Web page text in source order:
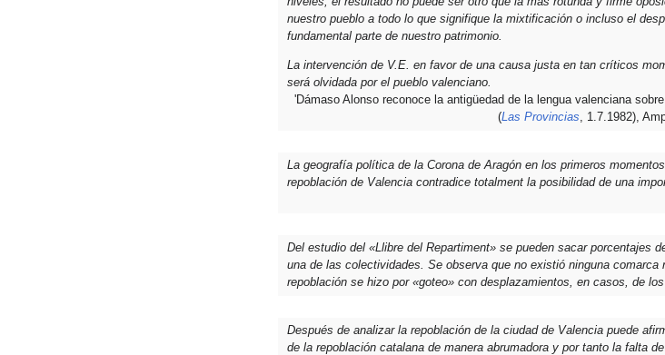
nuestro pueblo a todo lo que signifique la mixtificación o incluso el
fundamental parte de nuestro patrimonio.
La intervención de V.E. en favor de una causa justa en tan críticos
será olvidada por el pueblo valenciano.
'Dámaso Alonso reconoce la antigüedad de la lengua valenciana
(Las Provincias, 1.7.1982),
La geografía política de la Corona de Aragón en los primeros
repoblación de Valencia contradice totalment la posibilidad de una
Del estudio del «Llibre del Repartiment» se pueden sacar porcentajes
una de las colectividades. Se observa que no existió ninguna comarca
repoblación se hizo por «goteo» con desplazamientos, en casos, de
Después de analizar la repoblación de la ciudad de Valencia puede
de la repoblación catalana de manera abrumadora y por tanto la falta